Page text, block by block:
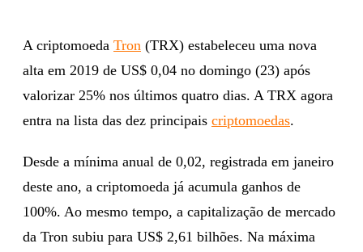
A criptomoeda Tron (TRX) estabeleceu uma nova
alta em 2019 de US$ 0,04 no domingo (23) após
valorizar 25% nos últimos quatro dias. A TRX agora
entra na lista das dez principais criptomoedas.
Desde a mínima anual de 0,02, registrada em janeiro
deste ano, a criptomoeda já acumula ganhos de
100%. Ao mesmo tempo, a capitalização de mercado
da Tron subiu para US$ 2,61 bilhões. Na máxima